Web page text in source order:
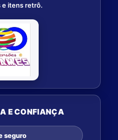
e itens retrô.
E CONFIANÇA
seguro